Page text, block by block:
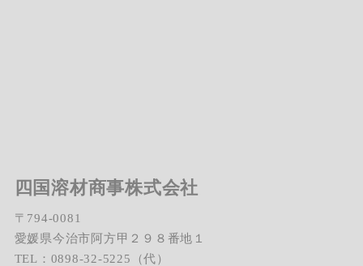
四国溶材商事株式会社
〒794-0081
愛媛県今治市阿方甲２９８番地１
TEL：0898-32-5225（代）